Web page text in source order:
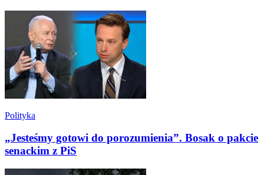
Polityka
„Jesteśmy gotowi do porozumienia”. Bosak o pakcie
senackim z PiS